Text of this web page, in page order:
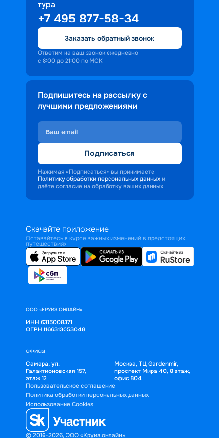
доброжелательность и заинтересованность
персонала корабля в каждом госте.
Ступая на борт теплохода, пассажиры
попадают в совершенно иную атмосферу,
где властвует тяга к приключениям и
открытиям.
тура
+7 495 877-58-34
Заказать обратный звонок
Ответим на ваш звонок ежедневно
с 8:00 до 21:00 по МСК
Подпишитесь на рассылку с
лучшими предложениями
Подписаться
Нажимая «Подписаться» вы принимаете
Политику обработки персональных данных и
даёте согласие на обработку ваших данных
Скачайте приложение
Оставайтесь в курсе важных изменений в предстоящих
путешествиях
ООО «КРУИЗ.ОНЛАЙН»
ИНН 6315008371
ОГРН 1166313053048
ОФИСЫ
Самара, ул.
Галактионовская 157,
этаж 12
Москва, ТЦ Gardenmir,
проспект Мира 40, 8 этаж,
офис 804
© 2016-2026, ООО «Круиз.онлайн»
Пользовательское соглашение
Политика обработки персональных данных
Использование Cookies